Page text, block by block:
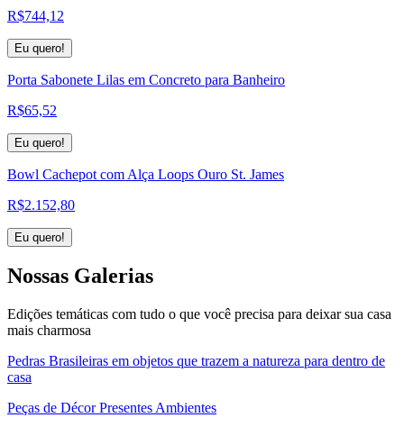
R$744,12
Eu quero!
Porta Sabonete Lilas em Concreto para Banheiro
R$65,52
Eu quero!
Bowl Cachepot com Alça Loops Ouro St. James
R$2.152,80
Eu quero!
Nossas Galerias
Edições temáticas com tudo o que você precisa para deixar sua casa
mais charmosa
Pedras Brasileiras em objetos que trazem a natureza para dentro de
casa
Peças de Décor Presentes Ambientes